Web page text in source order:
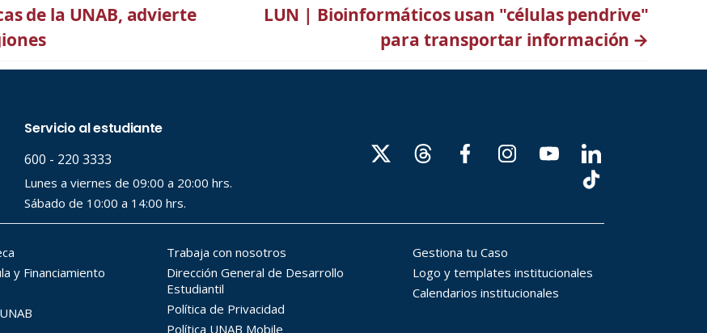
de la UNAB, advierte
LUN | Bioinformáticos usan "células pendrive"
para transportar información →